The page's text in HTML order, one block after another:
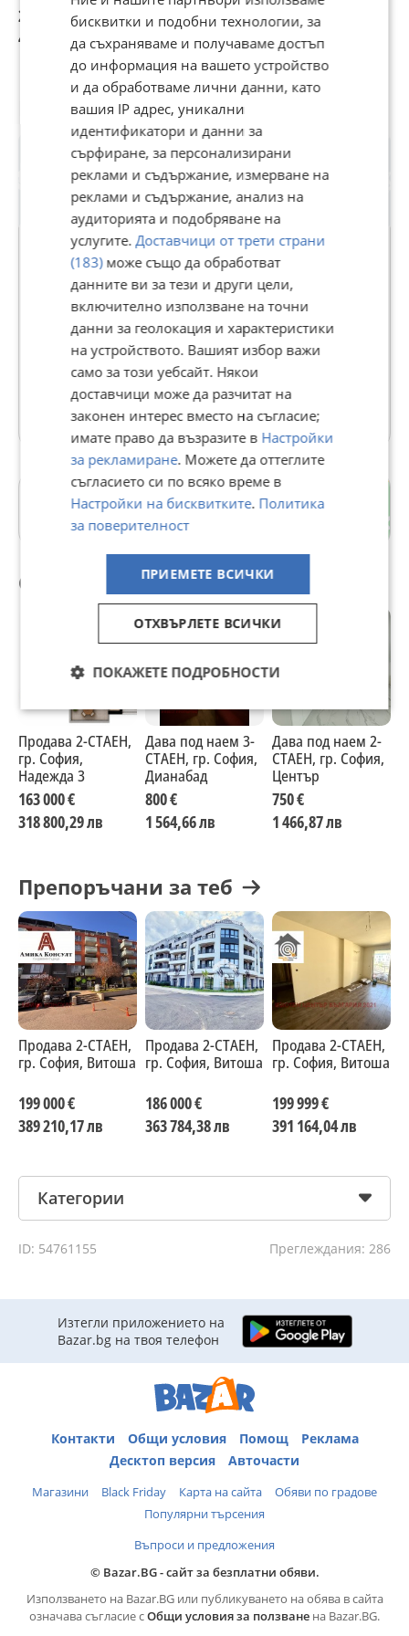
207 500 €
405 834,73 лв
197 938 €
387 133,08 лв
192 000 €
375 519,36 лв
Потребител
ИНВЕСТ ПРОПЪРТИС
Последно активен днес в 12:49 ч.
137 Обяви
Още оферти на https://iproperties.imot.bg
Витоша
гр. София
Още от продавача
Продава 2-СТАЕН,
гр. София,
Надежда 3
163 000 €
318 800,29 лв
Дава под наем 3-
СТАЕН, гр. София,
Дианабад
800 €
1 564,66 лв
Дава под наем 2-
СТАЕН, гр. София,
Център
750 €
1 466,87 лв
Препоръчани за теб
Продава 2-СТАЕН,
гр. София, Витоша
199 000 €
389 210,17 лв
Продава 2-СТАЕН,
гр. София, Витоша
186 000 €
363 784,38 лв
Продава 2-СТАЕН,
гр. София, Витоша
199 999 €
391 164,04 лв
Категории
ID: 54761155 Преглеждания: 286
Изтегли приложението на
Bazar.bg на твоя телефон
Контакти Общи условия Помощ
Реклама
Десктоп версия
Авточасти
Магазини Black Friday Карта на сайта
Обяви по градове
Популярни търсения
Въпроси и предложения
© Bazar.BG - сайт за безплатни обяви.
Използването на Bazar.BG или публикуването на обява в сайта
означава съгласие сОбщи условия за ползване на Bazar.BG.
бисквитки и подобни технологии, за
да съхраняваме и получаваме достъп
до информация на вашето устройство
и да обработваме лични данни, като
вашия IP адрес, уникални
идентификатори и данни за
сърфиране, за персонализирани
реклами и съдържание, измерване на
реклами и съдържание, анализ на
аудиторията и подобряване на
услугите.Доставчици от трети страни
(183)може също да обработват
данните ви за тези и други цели,
включително използване на точни
данни за геолокация и характеристики
на устройството. Вашият избор важи
само за този уебсайт. Някои
доставчици може да разчитат на
законен интерес вместо на съгласие;
имате право да възразите в Настройки
за рекламиране. Можете да оттеглите
съгласието си по всяко време в
Настройки на бисквитките. Политика
за поверителност
ПРИЕМЕТЕ ВСИЧКИ
ОТХВЪРЛЕТЕ ВСИЧКИ
ПОКАЖЕТЕ ПОДРОБНОСТИ